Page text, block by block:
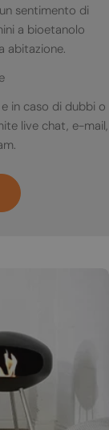
sentimento di
a bioetanolo
abitazione.
in caso di dubbi o
live chat, e-mail,